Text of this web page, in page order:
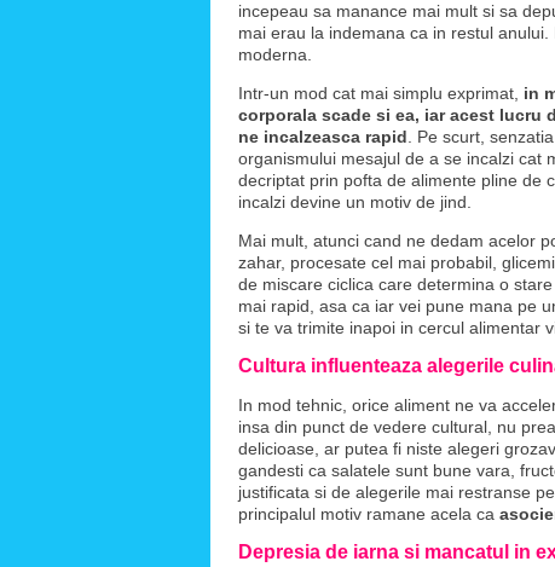
incepeau sa manance mai mult si sa
mai erau la indemana ca in restul
moderna.
Intr-un mod cat mai simplu exprimat, in
corporala scade si ea, iar acest lucru
ne incalzeasca rapid . Pe scurt,
organismului mesajul de a se incalzi cat
decriptat prin pofta de alimente pline de
incalzi devine un motiv de jind.
Mai mult, atunci cand ne dedam acelor
zahar, procesate cel mai probabil,
de miscare ciclica care determina o
mai rapid, asa ca iar vei pune mana pe
si te va trimite inapoi in cercul alimentar
Cultura influenteaza alegerile
In mod tehnic, orice aliment ne va
insa din punct de vedere cultural, nu
delicioase, ar putea fi niste alegeri
gandesti ca salatele sunt bune vara,
justificata si de alegerile mai restranse
principalul motiv ramane acela ca
Depresia de iarna si mancatul in